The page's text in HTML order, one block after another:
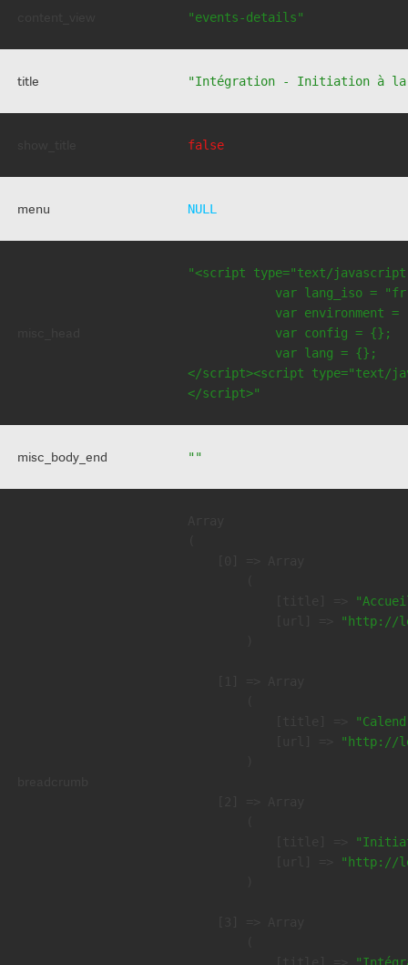
"events-details"
title "Intégration - Initiation à la
false
menu NULL
"<script type="text/
var lang_iso =
var environment =
            var config = {};
            var lang = {};
</script><script type="text/
</script>"
misc_body_end ""
"http://
"http://
"http://